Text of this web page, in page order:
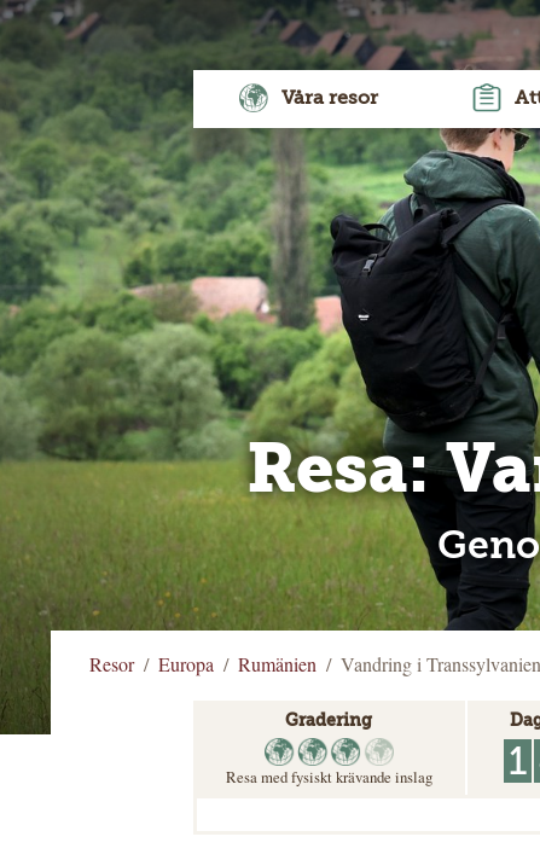
Våra resor
Resa:
Resor Europa Rumänien Vandring i Transsylvanien
Gradering
Resa med fysiskt krävande inslag 1